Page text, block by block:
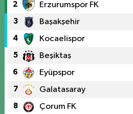
2 Erzurumspor FK
3 Başakşehir
4 Kocaelispor
5 Beşiktaş
6 Eyüpspor
7 Galatasaray
8 Çorum FK